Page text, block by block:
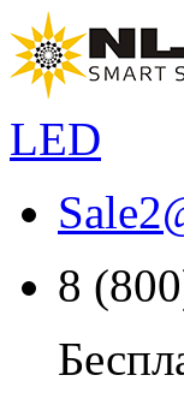
LED
Sale2
8